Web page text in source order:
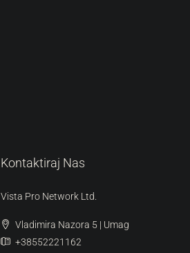
Kontaktiraj Nas
Vista Pro Network Ltd.
Vladimira Nazora 5 | Umag
+38552221162